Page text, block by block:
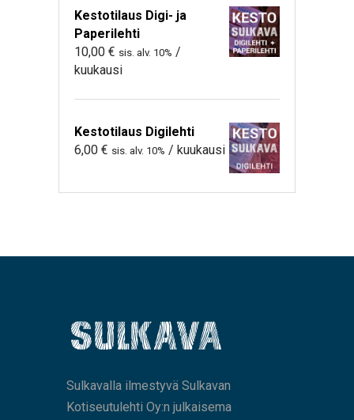
Kestotilaus Digi- ja
Paperilehti
10,00 € sis. alv. 10% /
kuukausi
Kestotilaus Digilehti
6,00 € sis. alv. 10% / kuukausi
Sulkavalla ilmestyvä Sulkavan
Kotiseutulehti Oy:n julkaisema